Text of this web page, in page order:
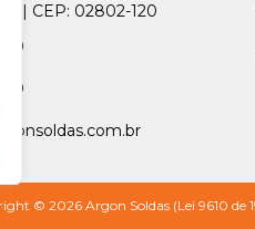
| CEP: 02802-120
© 2026 Argon Soldas (Lei 9610 de